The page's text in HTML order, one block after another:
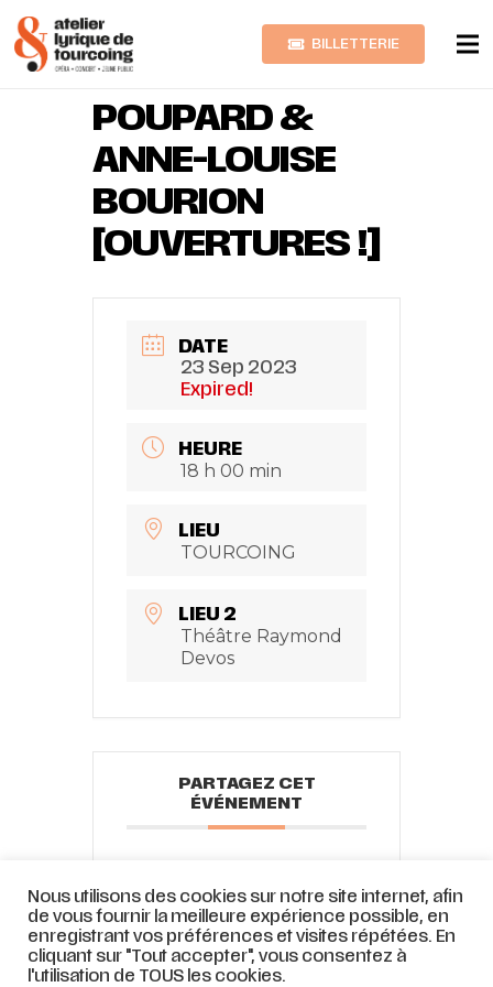
BILLETTERIE
BRENDA
POUPARD &
ANNE-LOUISE
BOURION
[OUVERTURES !]
DATE
23 Sep 2023
Expired!
HEURE
18 h 00 min
LIEU
TOURCOING
LIEU 2
Théâtre Raymond
Devos
PARTAGEZ CET
ÉVÉNEMENT
Nous utilisons des cookies sur notre site internet, afin
de vous fournir la meilleure expérience possible, en
enregistrant vos préférences et visites répétées. En
cliquant sur "Tout accepter", vous consentez à
l'utilisation de TOUS les cookies.